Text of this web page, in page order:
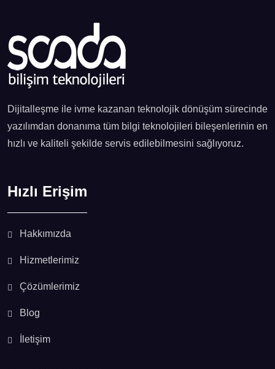
Dijitalleşme ile ivme kazanan teknolojik dönüşüm sürecinde
yazılımdan donanıma tüm bilgi teknolojileri bileşenlerinin en
hızlı ve kaliteli şekilde servis edilebilmesini sağlıyoruz.
Hızlı Erişim
Hakkımızda
Hizmetlerimiz
Çözümlerimiz
Blog
İletişim